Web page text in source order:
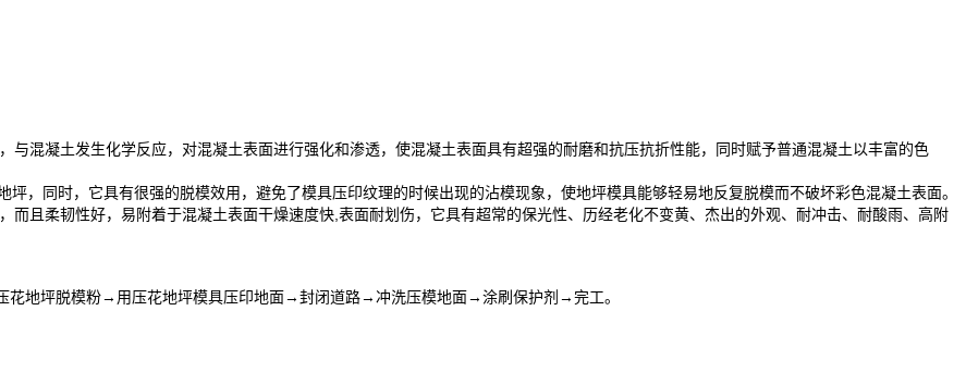
混凝土发生化学反应，对混凝土表面进行强化和渗透，使混凝土表面具有超强的耐磨和抗压抗折性能，同时赋予普通混凝土以丰富的色
，同时，它具有很强的脱模效用，避免了模具压印纹理的时候出现的沾模现象，使地坪模具能够轻易地反复脱模而不破坏彩色混凝土表面。
且柔韧性好，易附着于混凝土表面干燥速度快,表面耐划伤，它具有超常的保光性、历经老化不变黄、杰出的外观、耐冲击、耐酸雨、高附
地坪脱模粉→用压花地坪模具压印地面→封闭道路→冲洗压模地面→涂刷保护剂→完工。